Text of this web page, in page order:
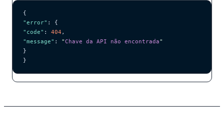
{
"error" : {
"code" : 404 ,
"message" : "Chave da API não encontrada"
}
}